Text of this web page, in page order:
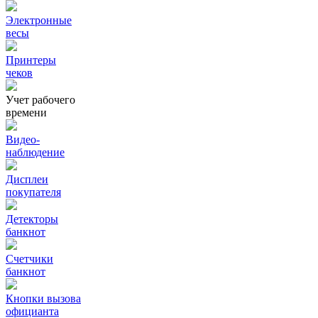
Электронные
весы
Принтеры
чеков
Учет рабочего
времени
Видео‑
наблюдение
Дисплеи
покупателя
Детекторы
банкнот
Счетчики
банкнот
Кнопки вызова
официанта